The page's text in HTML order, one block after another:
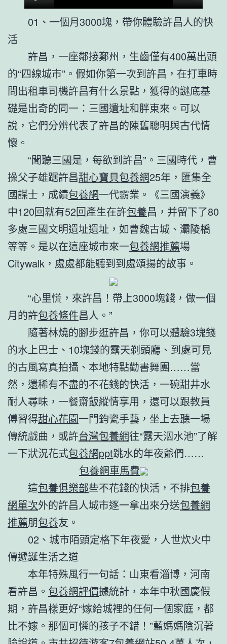
01、一個月3000塊，帶你體驗許昌人的快
活
許昌，一座鄰接鄭州，生齒僅有400萬出頭
的“四線城市”。假如你第一次到許昌，在打車時
問出租車司機許昌有什么景點，獲得的謎底基
礎是出奇的同一：三國遺址和胖東來。可以
說，它們分辨代表了許昌的陳舊聰明與古代情
懷。
“聞聽三國是，每欲到許昌”。三國時代，曹
操父子雄踞許昌甜心寶貝包養網25年，匯集全
國謀士，成績包養網一代霸業。《三國演義》
中120回就有52回產生在許包養昌，并留下了80
多處三國文明遺址遺址，如曹魏古城、灞陵橋
等等。是以在這座城市來一包養網推薦場
Citywalk，處處都能聽到到處頌揚的故事。
“心里慌，來許昌！帶上3000塊錢，做一個
月的許包養條件昌人。”
隨著林燒的腳步逛許昌，你可以體驗3塊錢
的水上巴士、10塊錢的露天剃頭廳、到處可見
的古風寫真拍攝、本地特點勸書舞團……當
然，還稀有不盡的不花錢的快活，一碗甜井水
耐人尋味，一餐齋飯縱情享用，還可以跟教員
傅習得甜心花園一門鈞瓷手藝，坐上去聽一場
傳統戲曲，或許台灣包養網往“露天泅水池”了解
一下狀況花式包養網ppt跳水的年夜爺們……
包養網車馬費
這包養俱樂部些不花錢的快活，不排包養
網單次外的許昌人城市逐一拿出來分送包養網
推薦朋包養友。
02、城市陌頭定格下年夜愛，人世炊火中
傳遞誕生活之道
本年特殊風行一句話：山東看淄博，河南
看許昌。 包養網評價據統計，本年中秋國慶假
期，許昌樣更好“嫁給城裡的任何一個家庭，都
比不嫁。那個可憐的孩子不錯！”藍媽媽陰沉著